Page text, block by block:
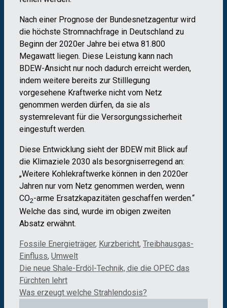
Nach einer Prognose der Bundesnetzagentur wird
die höchste Stromnachfrage in Deutschland zu
Beginn der 2020er Jahre bei etwa 81.800
Megawatt liegen. Diese Leistung kann nach
BDEW-Ansicht nur noch dadurch erreicht werden,
indem weitere bereits zur Stilllegung
vorgesehene Kraftwerke nicht vom Netz
genommen werden dürfen, da sie als
systemrelevant für die Versorgungssicherheit
eingestuft werden.
Diese Entwicklung sieht der BDEW mit Blick auf
die Klimaziele 2030 als besorgniserregend an:
„Weitere Kohlekraftwerke können in den 2020er
Jahren nur vom Netz genommen werden, wenn
CO2-arme Ersatzkapazitäten geschaffen werden.“
Welche das sind, wurde im obigen zweiten
Absatz erwähnt.
Kategorien
Fossile Energieträger, Kurzbericht, Treibhausgas-
Einfluss, Umwelt
Die neue Shale-Erdöl-Technik, die die OPEC das
Fürchten lehrt
Was erzeugt welche Strahlendosis?